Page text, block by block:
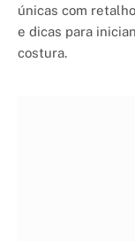
únicas com
e dicas para
costura.